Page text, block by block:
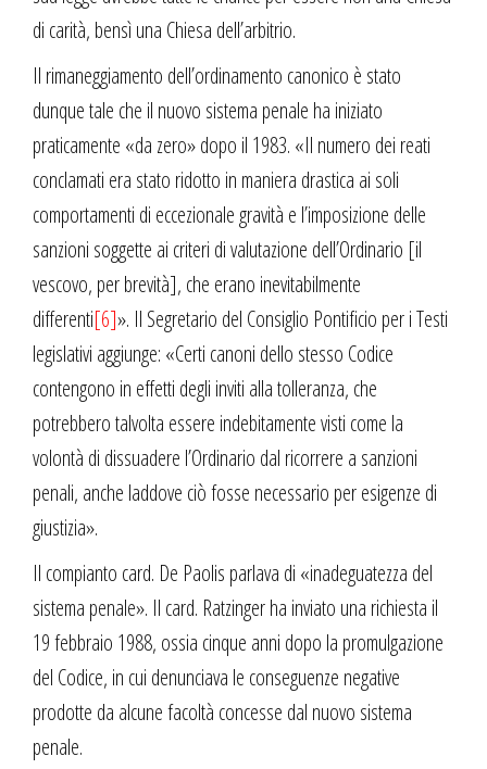
di carità, bensì una Chiesa dell’arbitrio.
Il rimaneggiamento dell’ordinamento canonico è stato
dunque tale che il nuovo sistema penale ha iniziato
praticamente «da zero» dopo il 1983. «Il numero dei reati
conclamati era stato ridotto in maniera drastica ai soli
comportamenti di eccezionale gravità e l’imposizione delle
sanzioni soggette ai criteri di valutazione dell’Ordinario [il
vescovo, per brevità], che erano inevitabilmente
differenti[6]». Il Segretario del Consiglio Pontificio per i Testi
legislativi aggiunge: «Certi canoni dello stesso Codice
contengono in effetti degli inviti alla tolleranza, che
potrebbero talvolta essere indebitamente visti come la
volontà di dissuadere l’Ordinario dal ricorrere a sanzioni
penali, anche laddove ciò fosse necessario per esigenze di
giustizia».
Il compianto card. De Paolis parlava di «inadeguatezza del
sistema penale». Il card. Ratzinger ha inviato una richiesta il
19 febbraio 1988, ossia cinque anni dopo la promulgazione
del Codice, in cui denunciava le conseguenze negative
prodotte da alcune facoltà concesse dal nuovo sistema
penale.